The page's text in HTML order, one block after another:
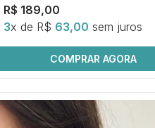
R$ 189,00
3x de R$ 63,00 sem juros
COMPRAR AGORA